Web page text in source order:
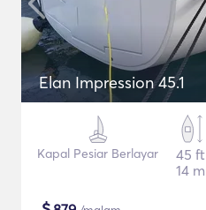
Elan Impression 45.1
Kapal Pesiar Berlayar
45 ft
14 m